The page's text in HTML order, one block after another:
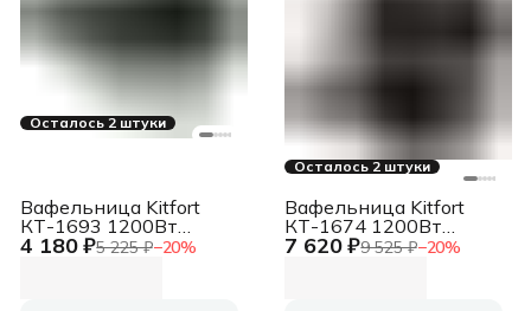
Осталось 2 штуки
4 180 ₽5 225 ₽−20%
Вафельница Kitfort
КТ-1693 1200Вт
мятный
Осталось 2 штуки
7 620 ₽9 525 ₽−20%
Вафельница Kitfort
КТ-1674 1200Вт
черный/серебристый